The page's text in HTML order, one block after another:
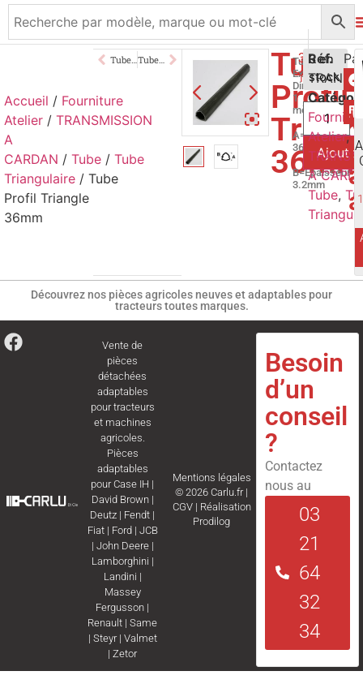
Accueil / Fourniture
Atelier / TRANSMISSION
A
CARDAN / Tube / Tube
Triangulaire / Tube
Profil Triangle
36mm
Tube Profil Triangle 29mm Tube Profil Triangle 36mm
Tube
Profil
Tube
Extérieur
Dimension
1
mètre
A=Hauteur
36mm
B=Epaisseur
3.2mm
38,00€
TTC
3 en
stock
Réf.
Atelier,
A
Tube,
Découvrez nos pièces agricoles neuves et adaptables pour
tracteurs toutes marques.
Vente de
pièces
détachées
adaptables
pour tracteurs
et machines
agricoles.
Pièces
adaptables
pourCase IH |
David Brown|
Deutz | Fendt |
Fiat| Ford | JCB
| John Deere|
Lamborghini |
Landini |
Massey
Fergusson |
Renault |Same
| Steyr| Valmet
|Zetor
Mentions légales
© 2026 Carlu.fr |
CGV| Réalisation
Prodilog
Besoin
d’un
conseil
?
Contactez
nous au
03
21
64
32
34